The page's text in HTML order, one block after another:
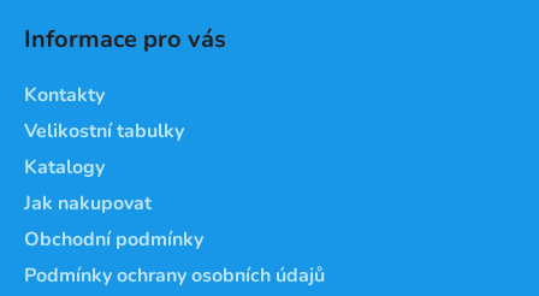
Informace pro vás
Kontakty
Velikostní tabulky
Katalogy
Jak nakupovat
Obchodní podmínky
Podmínky ochrany osobních údajů